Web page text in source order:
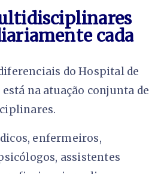
cada
do Hospital de
na atuação conjunta de
enfermeiros,
assistentes